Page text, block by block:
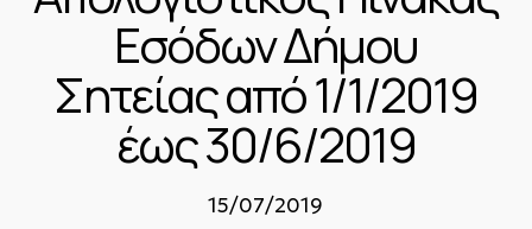
Εσόδων Δήμου
Σητείας από 1/1/2019
έως 30/6/2019
15/07/2019